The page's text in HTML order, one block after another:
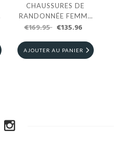
CHAUSSURES DE
RANDONNÉE FEMME
LOWA ASCONA GTX
€169.95 €135.96
AJOUTER AU PANIER